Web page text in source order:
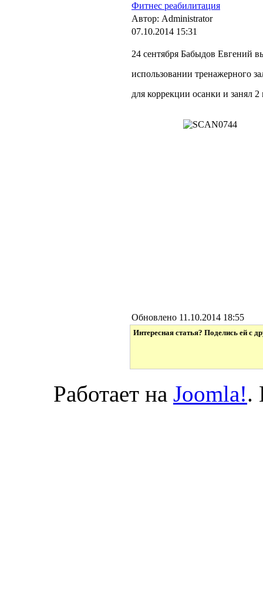
Фитнес реабилитация
Автор: Administrator
07.10.2014 15:31
24 сентября Бабыдов Евгений
использовании тренажерного
для коррекции осанки и занял
Обновлено 11.10.2014 18:55
Интересная статья? Поделись ей с
Работает на Joomla!.